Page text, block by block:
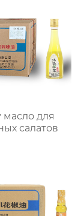
масло для
салатов